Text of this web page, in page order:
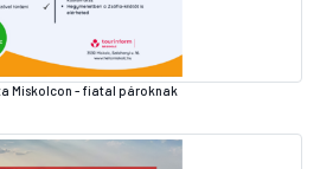
Miskolcon - fiatal pároknak